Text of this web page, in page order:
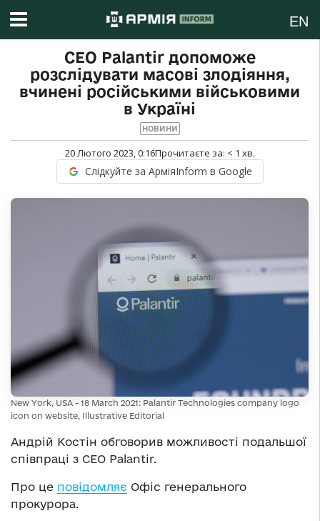
EN
CEO Palantir допоможе
розслідувати масові злодіяння,
вчинені російськими військовими
в Україні
НОВИНИ
20 Лютого 2023, 0:16Прочитаєте за: < 1 хв.
Слідкуйте за АрміяInform в Google
New York, USA - 18 March 2021: Palantir Technologies company logo
icon on website, Illustrative Editorial
Андрій Костін обговорив можливості подальшої
співпраці з CEO Palantir.
Про це повідомляє Офіс генерального
прокурора.